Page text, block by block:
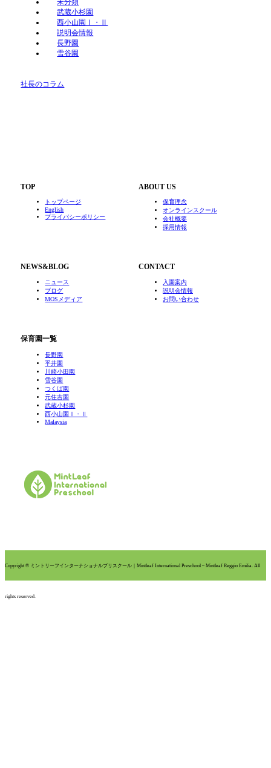
未分類
武蔵小杉園
西小山園Ⅰ・Ⅱ
説明会情報
長野園
雪谷園
社長のコラム
TOP
トップページ
English
プライバシーポリシー
ABOUT US
保育理念
オンラインスクール
会社概要
採用情報
NEWS&BLOG
ニュース
ブログ
MOSメディア
CONTACT
入園案内
説明会情報
お問い合わせ
保育園一覧
長野園
平井園
川崎小田園
雪谷園
つくば園
元住吉園
武蔵小杉園
西小山園Ⅰ・Ⅱ
Malaysia
Copyright © ミントリーフインターナショナルプリスクール｜Mintleaf International Preschool – Mintleaf Reggio Emilia. All
rights reserved.